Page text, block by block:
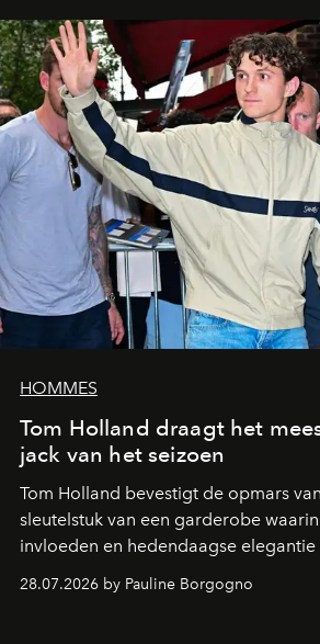
HOMMES
Tom Holland draagt het
jack van het seizoen
Tom Holland bevestigt de opmars
sleutelstuk van een garderobe
invloeden en hedendaagse
samenkomen.
28.07.2026 by Pauline Borgogno